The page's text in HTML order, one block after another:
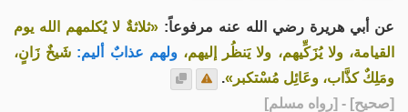
عن أبي هريرة رضي الله عنه مرفوعاً: «ثلاثةٌ لا يُكلمهم الله يوم
القيامة، ولا يُزَكِّيهم، ولا يَنظُر إليهم، ولهم عذابٌ أليم: شَيخٌ زَانٍ،
ومَلِكٌ كذَّاب، وعَائِل مُسْتكبر».
[صحيح] - [رواه مسلم]